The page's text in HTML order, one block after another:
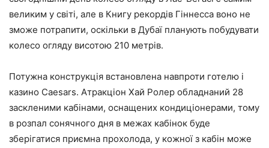
великим у світі, але в Книгу рекордів Гіннесса воно не
зможе потрапити, оскільки в Дубаї планують побудувати
колесо огляду висотою 210 метрів.
Потужна конструкція встановлена навпроти готелю і
казино Caesars. Атракціон Хай Ролер обладнаний 28
заскленими кабінами, оснащених кондиціонерами, тому
в розпал сонячного дня в межах кабінок буде
зберігатися приємна прохолода, у кожної з кабін може